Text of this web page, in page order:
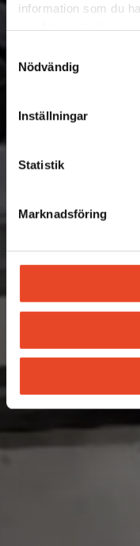
information som du
Samtyckesval
Nödvändig
Inställningar
Statistik
Marknadsföring